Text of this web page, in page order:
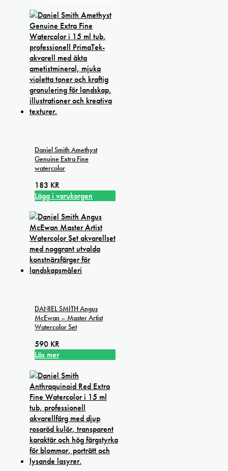
Daniel Smith Amethyst
Genuine Extra Fine
watercolor
183 KR
Lägg i varukorgen
DANIEL SMITH Angus
McEwan – Master Artist
Watercolor Set
590 KR
Läs mer